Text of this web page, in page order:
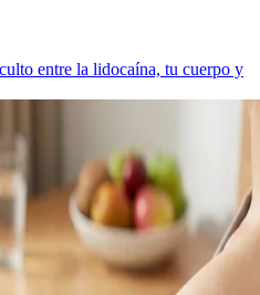
entre la lidocaína, tu cuerpo y